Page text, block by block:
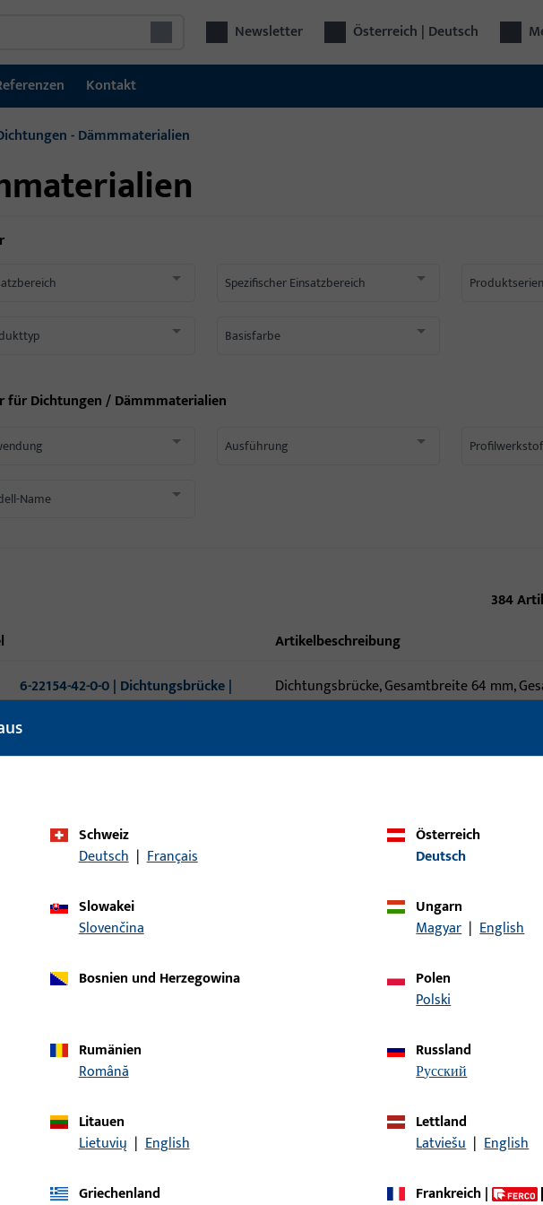
Newsletter Österreich | Deutsch
Kontakt
- Dämmmaterialien
Spezifischer Einsatzbereich Produktserien
Basisfarbe
fürDichtungen / Dämmmaterialien
Ausführung
Name
384
Artikelbeschreibung
6-22154-42-0-0 | Dichtungsbrücke |
Dichtungsbrücke
Dichtungsbrücke, Gesamtbreite 64 mm,
Gesamtlänge 90 mm
6-22154-44-0-0 | Dichtungsbrücke |
Dichtungsbrücke, Gesamtbreite 69 mm,
6-22154-12-0-0 | Dichtungsbrücke |
Dichtungsbrücke
Dichtungsbrücke, Gesamtbreite 63 mm,
6-22154-19-0-0 | Dichtungsbrücke |
Dichtungsbrücke
Dichtungsbrücke, Gesamtbreite 85 mm,
6-22154-27-0-0 | Dichtungsbrücke |
Dichtungsbrücke, Gesamtbreite 95 mm,
6-22154-26-0-0 | Dichtungsbrücke |
Dichtungsbrücke
Dichtungsbrücke, Gesamtbreite 63 mm,
9-45315-58-0-6 |
Türschwellendichtung |
Türschwellendichtung, Gesamtbreite 25
Schweiz
Deutsch | Français
Österreich
Deutsch
Slowakei
Slovenčina
Ungarn
Magyar | English
Bosnien und Herzegowina
Polen
Polski
Rumänien
Română
Russland
русский
Litauen
Lietuvių | English
Lettland
Latviešu | English
Griechenland
Frankreich|